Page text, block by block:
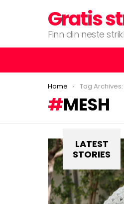
Gratis
Finn din neste
You are here:
Home Tag
MESH
LATEST
STORIES